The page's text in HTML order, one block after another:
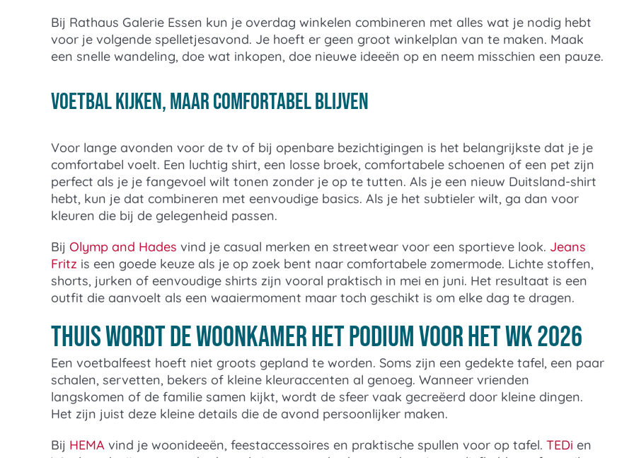
Bij Rathaus Galerie Essen kun je overdag winkelen combineren met alles wat je nodig hebt
voor je volgende spelletjesavond. Je hoeft er geen groot winkelplan van te maken. Maak
een snelle wandeling, doe wat inkopen, doe nieuwe ideeën op en neem misschien een pauze.
Voetbal kijken, maar comfortabel blijven
Voor lange avonden voor de tv of bij openbare bezichtigingen is het belangrijkste dat je je
comfortabel voelt. Een luchtig shirt, een losse broek, comfortabele schoenen of een pet zijn
perfect als je je fangevoel wilt tonen zonder je op te tutten. Als je een nieuw Duitsland-shirt
hebt, kun je dat combineren met eenvoudige basics. Als je het subtieler wilt, ga dan voor
kleuren die bij de gelegenheid passen.
Bij Olymp and Hades vind je casual merken en streetwear voor een sportieve look. Jeans
Fritz is een goede keuze als je op zoek bent naar comfortabele zomermode. Lichte stoffen,
shorts, jurken of eenvoudige shirts zijn vooral praktisch in mei en juni. Het resultaat is een
outfit die aanvoelt als een waaiermoment maar toch geschikt is om elke dag te dragen.
Thuis wordt de woonkamer het podium voor het WK 2026
Een voetbalfeest hoeft niet groots gepland te worden. Soms zijn een gedekte tafel, een paar
schalen, servetten, bekers of kleine kleuraccenten al genoeg. Wanneer vrienden
langskomen of de familie samen kijkt, wordt de sfeer vaak gecreëerd door kleine dingen.
Het zijn juist deze kleine details die de avond persoonlijker maken.
Bij HEMA vind je woonideeën, feestaccessoires en praktische spullen voor op tafel. TEDi en